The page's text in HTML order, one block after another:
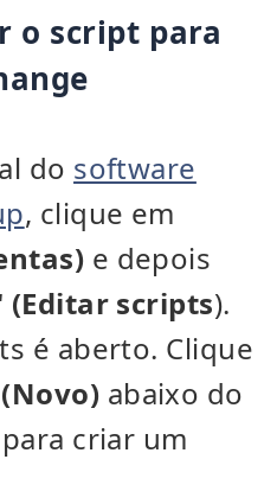
o script para
do software
, clique em
e depois
scripts).
é aberto. Clique
abaixo do
criar um